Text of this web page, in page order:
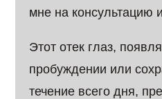
мне на консультацию
Этот отек глаз,
пробуждении или
течение всего дня,